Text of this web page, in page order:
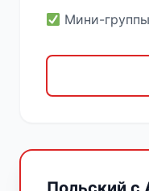
Мини-